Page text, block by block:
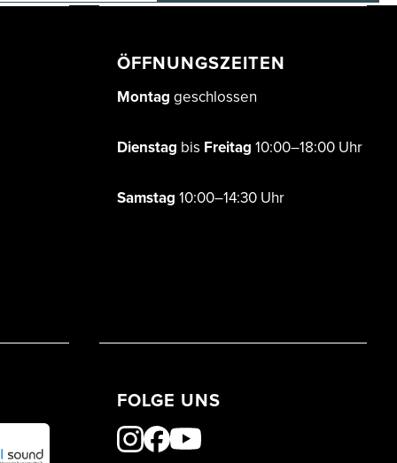
ÖFFNUNGSZEITEN
Montag geschlossen
Dienstag bis Freitag 10:00–18:00 Uhr
Samstag 10:00–14:30 Uhr
FOLGE UNS